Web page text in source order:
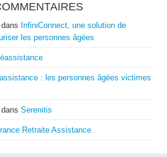
dans InfiniConnect, une solution de
les personnes âgées
: les personnes âgées victimes
dans Serenitis
Retraite Assistance